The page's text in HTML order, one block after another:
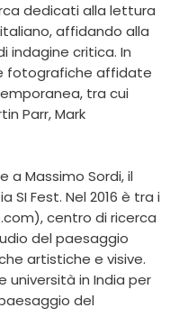
dedicati alla lettura
affidando alla
indagine critica. In
fotografiche affidate
tra cui
Parr, Mark
a Massimo Sordi, il
Fest. Nel 2016 è tra i
centro di ricerca
del paesaggio
artistiche e visive.
università in India per
del